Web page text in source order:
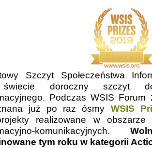
Szczyt Społeczeństwa
doroczny szczyt
Podczas WSIS
już po raz ósmy WSIS
realizowane w obszarze
komunikacyjnych.
tym roku w kategorii